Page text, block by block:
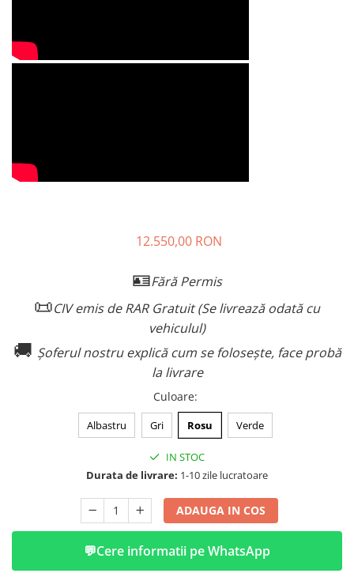
Scooter 4 Ultra
Piese Xiaomi Scooter 6 PRO
ES1, ES2, ES3
12.550,00 RON
🪪Fără Permis
📜CIV emis de RAR Gratuit (Se livrează odată cu
vehiculul)
🚚 Șoferul nostru explică cum se folosește, face probă
la livrare
Culoare:
Albastru Gri Rosu Verde
IN STOC
Durata de livrare: 1-10 zile lucratoare
ADAUGA IN COS
💬Cere informatii pe WhatsApp